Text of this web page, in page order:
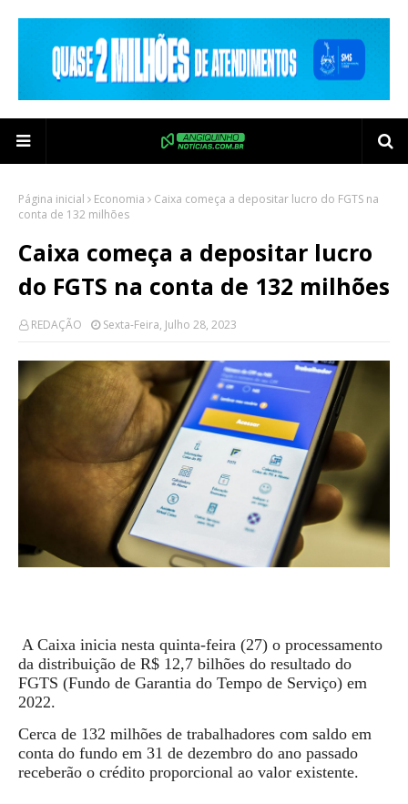
Página inicial Economia
Caixa começa a depositar lucro do FGTS na
conta de 132 milhões
Caixa começa a depositar lucro
do FGTS na conta de 132 milhões
REDAÇÃO Sexta-Feira, Julho 28, 2023
A Caixa inicia nesta quinta-feira (27) o processamento
da distribuição de R$ 12,7 bilhões do resultado do
FGTS (Fundo de Garantia do Tempo de Serviço) em
2022.
Cerca de 132 milhões de trabalhadores com saldo em
conta do fundo em 31 de dezembro do ano passado
receberão o crédito proporcional ao valor existente.